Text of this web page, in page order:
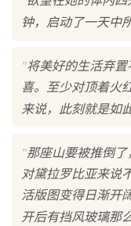
钟，启动了一天中
"将美好的生活弃
喜。至少对顶着火
来说，此刻就是如此
"那座山要被推倒
对黛拉罗比亚来说
活版图变得日渐开
开后有挡风玻璃那